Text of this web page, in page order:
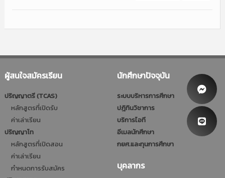
ผู้สนใจสมัครเรียน
ปริญญาตรี (TCAS)
หลักสูตรที่เปิดรับ
ค่าเล่าเรียน
ปริญญาโท
หลักสูตรที่เปิดสอน
ค่าเล่าเรียน
กำหนดการรับสมัคร
นักศึกษาปัจจุบัน
ระบบบริหารการศึกษา
ปฎิทินวิชาการ
บริการไอที
อีเมลนักศึกษา
กยศ.และทุนการศึกษา
บุคลากร